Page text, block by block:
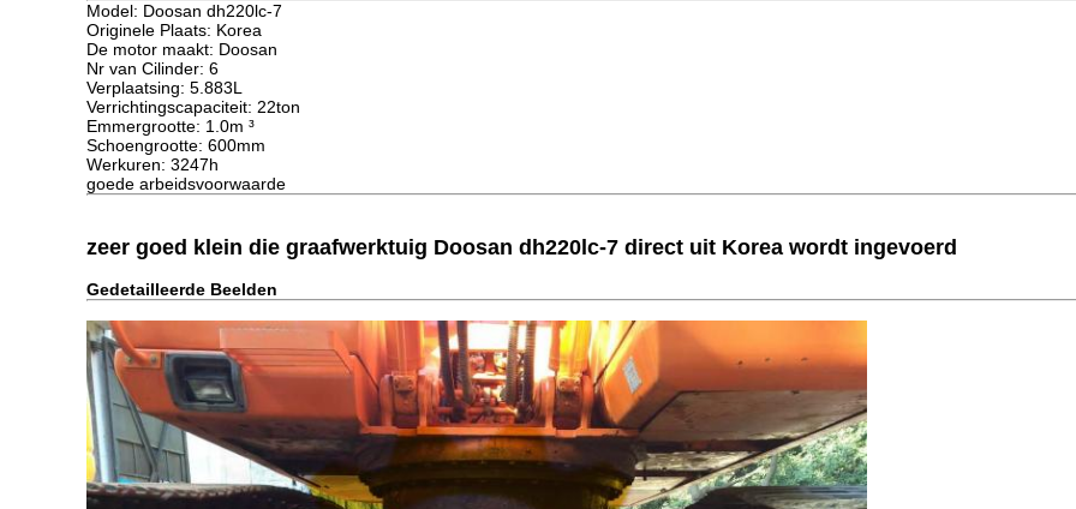
Model: Doosan dh220lc-7
Originele Plaats: Korea
De motor maakt: Doosan
Nr van Cilinder: 6
Verplaatsing: 5.883L
Verrichtingscapaciteit: 22ton
Emmergrootte: 1.0m ³
Schoengrootte: 600mm
Werkuren: 3247h
goede arbeidsvoorwaarde
zeer goed klein die graafwerktuig Doosan dh220lc-7 direct uit Korea wordt ingevoerd
Gedetailleerde Beelden